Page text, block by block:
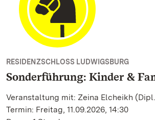
RESIDENZSCHLOSS LUDWIGSBURG
Sonderführung: Kinder &
Veranstaltung mit: Zeina Elcheikh
Termin: Freitag, 11.09.2026, 14:30